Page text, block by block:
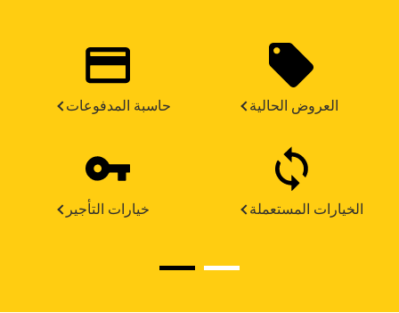
حاسبة المدفوعات العروض الحالية
خيارات التأجير الخيارات المستعملة